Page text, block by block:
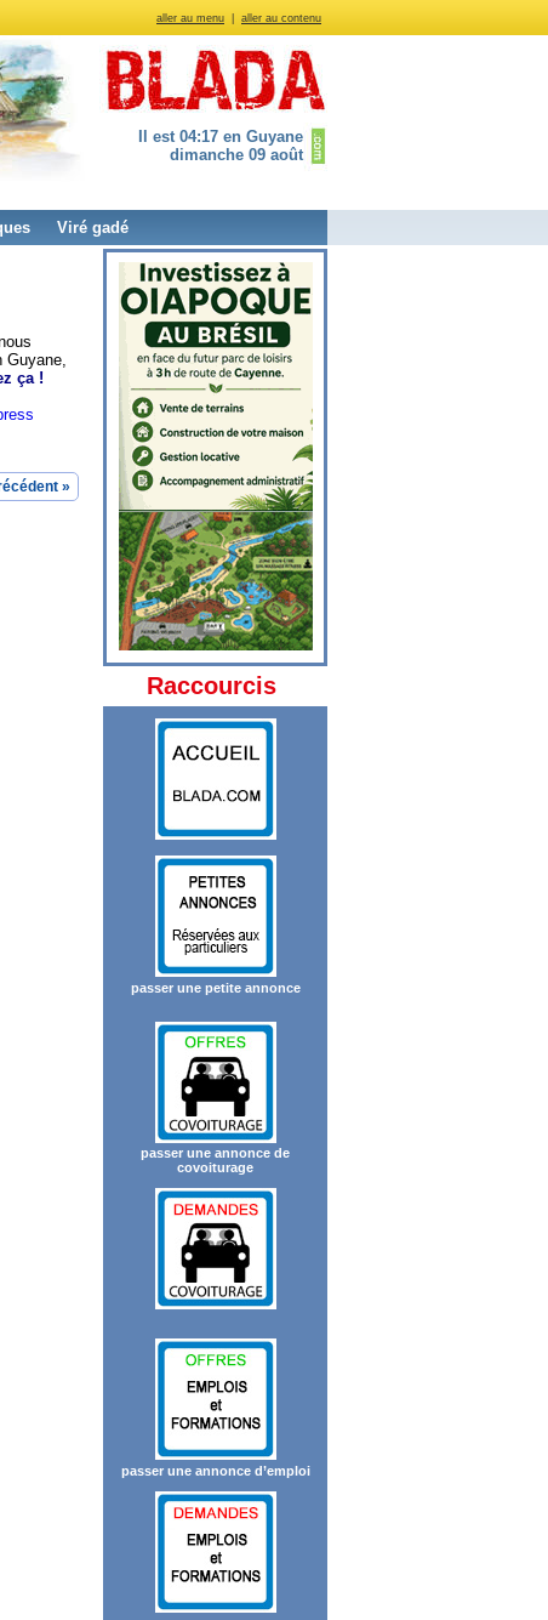
aller au menu aller au contenu
Il est 04:17 en Guyane
dimanche 09 août
Viré gadé
ça !
»
Raccourcis
passer une petite annonce
passer une annonce de
covoiturage
passer une annonce d’emploi